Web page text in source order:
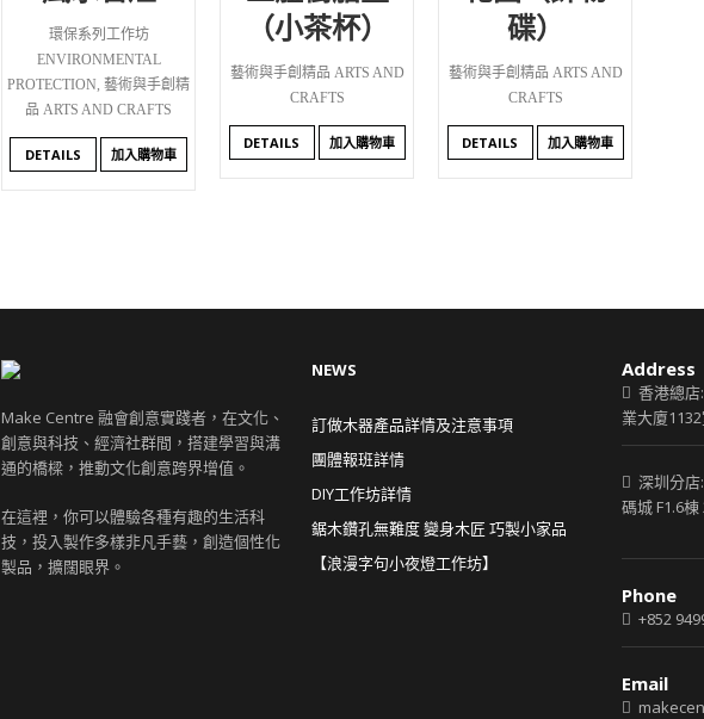
環保系列工作坊
ENVIRONMENTAL
PROTECTION,藝術與手創精
品 ARTS AND CRAFTS
DETAILS 加入購物車
（小茶杯）
藝術與手創精品 ARTS AND
CRAFTS
DETAILS 加入購物車
碟）
藝術與手創精品 ARTS AND
CRAFTS
DETAILS 加入購物車
Make Centre 融會創意實踐者，在文化、
創意與科技、經濟社群間，搭建學習與溝
通的橋樑，推動文化創意跨界增值。
在這裡，你可以體驗各種有趣的生活科
技，投入製作多樣非凡手藝，創造個性化
製品，擴闊眼界。
NEWS
訂做木器產品詳情及注意事項
團體報班詳情
DIY工作坊詳情
鋸木鑽孔無難度 變身木匠 巧製小家品
【浪漫字句小夜燈工作坊】
Address
香港總
業大廈
深圳分
碼城 F1.6棟
Phone
+852
Email